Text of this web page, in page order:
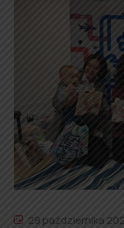
29 października